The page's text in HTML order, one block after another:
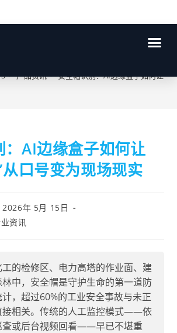
> 产品资讯 > 安全帽识别：AI边缘盒子如何让“
：AI边缘盒子如何让
从口号变为现场现实
2026年 5月 15日
资讯
的检修区、电力高塔的作业面、建
中，安全帽是守护生命的第一道防
，超过60%的工业安全事故与未正
接相关。传统的人工监控模式——依
查或后台视频回看——早已不堪重